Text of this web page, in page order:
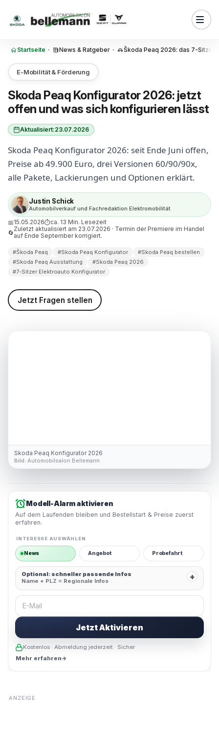
Startseite · News & Ratgeber · Škoda Peaq 2026: das 7-Sitzer
E-Mobilität & Förderung
Skoda Peaq Konfigurator 2026: jetzt
offen und was sich konfigurieren lässt
Aktualisiert:23.07.2026
Skoda Peaq Konfigurator 2026: seit Ende Juni offen,
Preise ab 49.900 Euro, drei Versionen 60/90/90x,
alle Pakete, Lackierungen und Optionen erklärt.
Justin Schick
Automobilverkauf und Fachredaktion Elektromobilität
📅15.05.2026⏱ca. 13 Min. Lesezeit
🔄
Zuletzt aktualisiert am 23.07.2026 · Termin der Premiere im Handel
auf Ende September korrigiert.
#Škoda Peaq #Skoda Peaq Konfigurator
#Skoda Peaq bestellen
#Skoda Peaq Ausstattung
#Skoda Peaq 2026
#7-Sitzer Elektroauto Konfigurator
Jetzt Fragen stellen
Skoda Peaq Konfigurator 2026
Bild: Automobilsalon Bellemann
Modell-Alarm aktivieren
Auf dem Laufenden bleiben und Bestellstart & Preise zuerst
erfahren.
INTERESSE AUSWÄHLEN
News Angebot Probefahrt
Optional: schneller passende Infos
Name + PLZ = Regionale Infos
+
E-Mail
Jetzt Aktivieren
Kostenlos · Abmeldung jederzeit · Sicher
Mehr erfahren→
wählen?
Peaq?
Lounge, Loft und Suite als
Skoda Peaq serienmäßig
extra?
Felgen und Pakete
Konfigurator beim Autohaus
Wiesloch: Der hybride Weg
Bestellung: Was im offenen
Konfigurator 2026 Fazit:
ab
zählen bis zum
Skoda Peaq?